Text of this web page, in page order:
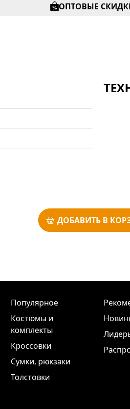
ОПТОВЫЕ
ДОБАВИТЬ В
Популярное
Костюмы и
комплекты
Кроссовки
Сумки, рюкзаки
Толстовки